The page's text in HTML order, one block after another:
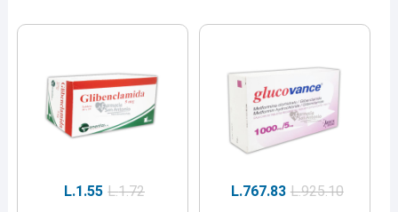
L.1.72
L.1.55 L.925.10
L.767.83